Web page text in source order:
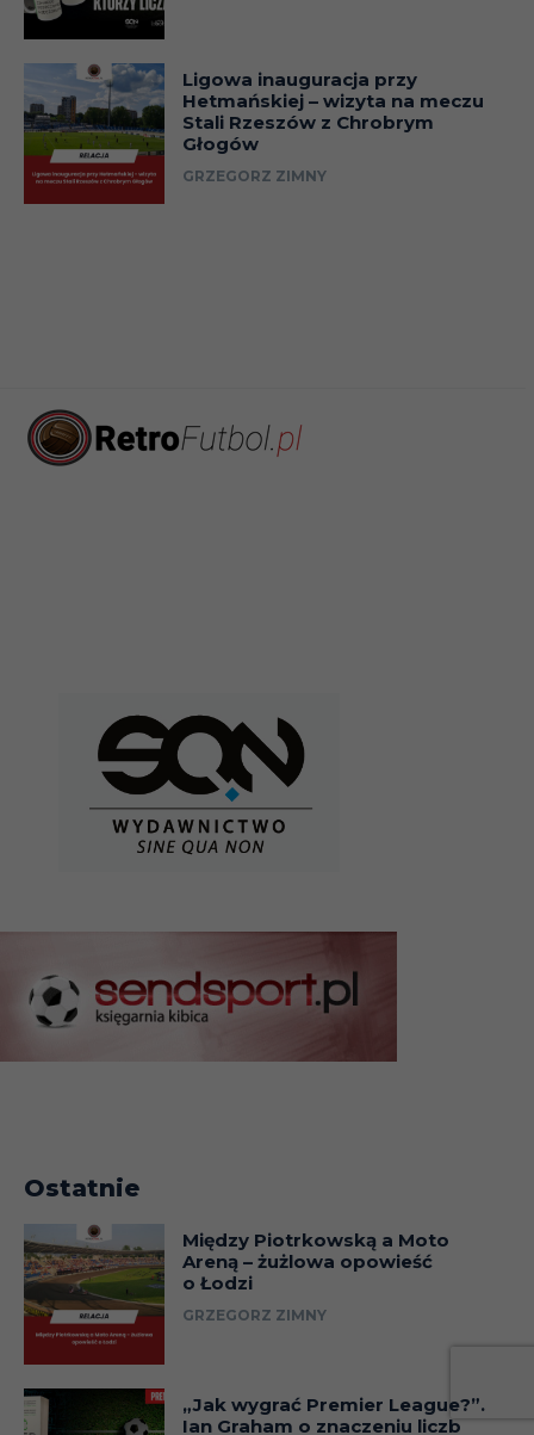
Ligowa inauguracja przy
Hetmańskiej – wizyta na meczu
Stali Rzeszów z Chrobrym
Głogów
GRZEGORZ ZIMNY
Ostatnie
Między Piotrkowską a Moto
Areną – żużlowa opowieść
o Łodzi
GRZEGORZ ZIMNY
„Jak wygrać Premier League?”.
Ian Graham o znaczeniu liczb